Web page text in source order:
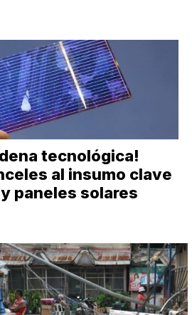
tecnológica!
al insumo clave
paneles solares